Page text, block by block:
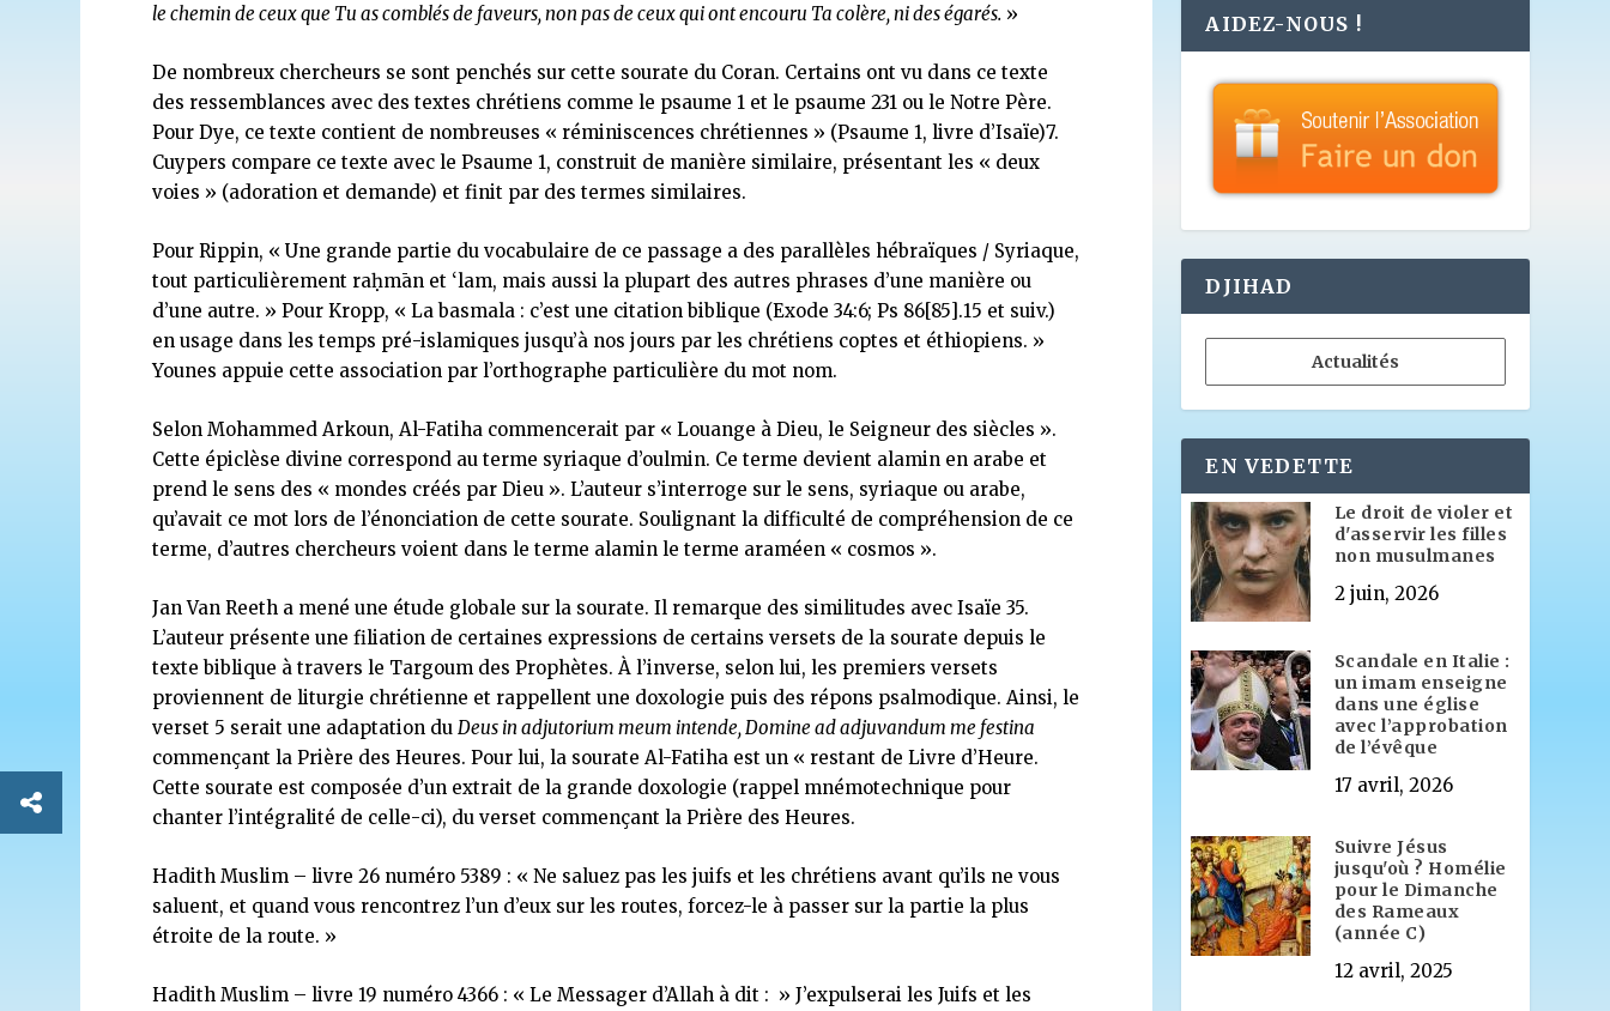
le chemin de ceux que Tu as comblés de faveurs, non pas de ceux qui ont encouru Ta colère, ni des égarés. »
De nombreux chercheurs se sont penchés sur cette sourate du Coran. Certains ont vu dans ce texte
des ressemblances avec des textes chrétiens comme le psaume 1 et le psaume 231 ou le Notre Père.
Pour Dye, ce texte contient de nombreuses « réminiscences chrétiennes » (Psaume 1, livre d’Isaïe)7.
Cuypers compare ce texte avec le Psaume 1, construit de manière similaire, présentant les « deux
voies » (adoration et demande) et finit par des termes similaires.
Pour Rippin, « Une grande partie du vocabulaire de ce passage a des parallèles hébraïques / Syriaque,
tout particulièrement raḥmān et ‘lam, mais aussi la plupart des autres phrases d’une manière ou
d’une autre. » Pour Kropp, « La basmala : c’est une citation biblique (Exode 34:6; Ps 86[85].15 et suiv.)
en usage dans les temps pré-islamiques jusqu’à nos jours par les chrétiens coptes et éthiopiens. »
Younes appuie cette association par l’orthographe particulière du mot nom.
Selon Mohammed Arkoun, Al-Fatiha commencerait par « Louange à Dieu, le Seigneur des siècles ».
Cette épiclèse divine correspond au terme syriaque d’oulmin. Ce terme devient alamin en arabe et
prend le sens des « mondes créés par Dieu ». L’auteur s’interroge sur le sens, syriaque ou arabe,
qu’avait ce mot lors de l’énonciation de cette sourate. Soulignant la difficulté de compréhension de ce
terme, d’autres chercheurs voient dans le terme alamin le terme araméen « cosmos ».
Jan Van Reeth a mené une étude globale sur la sourate. Il remarque des similitudes avec Isaïe 35.
L’auteur présente une filiation de certaines expressions de certains versets de la sourate depuis le
texte biblique à travers le Targoum des Prophètes. À l’inverse, selon lui, les premiers versets
proviennent de liturgie chrétienne et rappellent une doxologie puis des répons psalmodique. Ainsi, le
verset 5 serait une adaptation du Deus in adjutorium meum intende, Domine ad adjuvandum me festina
commençant la Prière des Heures. Pour lui, la sourate Al-Fatiha est un « restant de Livre d’Heure.
Cette sourate est composée d’un extrait de la grande doxologie (rappel mnémotechnique pour
chanter l’intégralité de celle-ci), du verset commençant la Prière des Heures.
Hadith Muslim – livre 26 numéro 5389 : « Ne saluez pas les juifs et les chrétiens avant qu’ils ne vous
saluent, et quand vous rencontrez l’un d’eux sur les routes, forcez-le à passer sur la partie la plus
étroite de la route. »
Hadith Muslim – livre 19 numéro 4366 : « Le Messager d’Allah à dit : » J’expulserai les Juifs et les
AIDEZ-NOUS !
DJIHAD
Actualités
EN VEDETTE
Le droit de violer et
d'asservir les filles
non musulmanes
2 juin, 2026
Scandale en Italie :
un imam enseigne
dans une église
avec l’approbation
de l’évêque
17 avril, 2026
Suivre Jésus
jusqu'où ? Homélie
pour le Dimanche
des Rameaux
(année C)
12 avril, 2025